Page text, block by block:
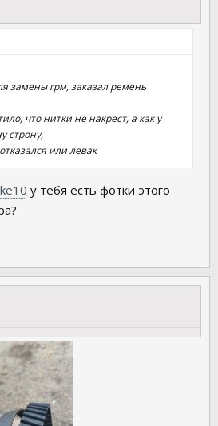
замены грм, заказал ремень
что нитки не накрест, а как у
строну,
или левак
у тебя есть фотки этого